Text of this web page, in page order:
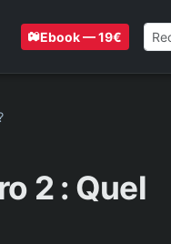
Ebook — 19€
2 : Quel